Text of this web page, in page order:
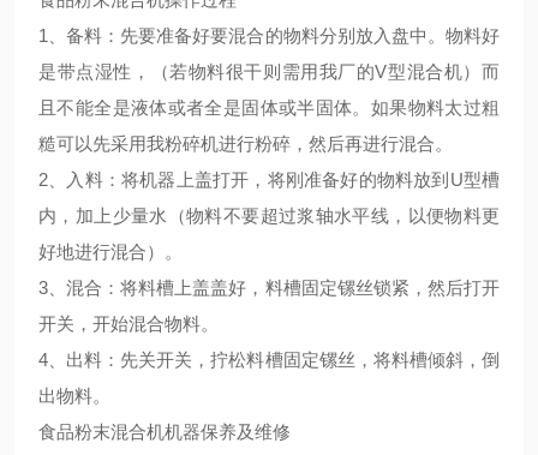
1、备料：先要准备好要混合的物料分别放入盘中。物料好
是带点湿性，（若物料很干则需用我厂的V型混合机）而
且不能全是液体或者全是固体或半固体。如果物料太过粗
糙可以先采用我粉碎机进行粉碎，然后再进行混合。
2、入料：将机器上盖打开，将刚准备好的物料放到U型槽
内，加上少量水（物料不要超过浆轴水平线，以便物料更
好地进行混合）。
3、混合：将料槽上盖盖好，料槽固定镙丝锁紧，然后打开
开关，开始混合物料。
4、出料：先关开关，拧松料槽固定镙丝，将料槽倾斜，倒
出物料。
食品粉末混合机机器保养及维修